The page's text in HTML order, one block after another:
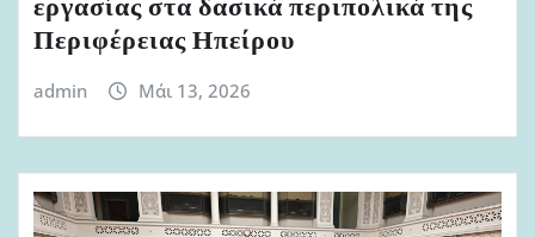
εργασίας στα δασικά περιπολικά της
Περιφέρειας Ηπείρου
admin Μάι 13, 2026